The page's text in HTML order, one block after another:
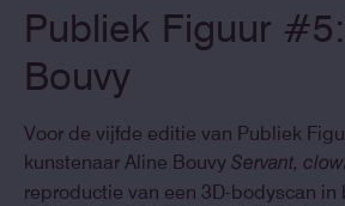
Publiek Figuur
Bouvy
Voor de vijfde editie van Publiek
kunstenaar Aline Bouvy Servant,
reproductie van een 3D-bodyscan in